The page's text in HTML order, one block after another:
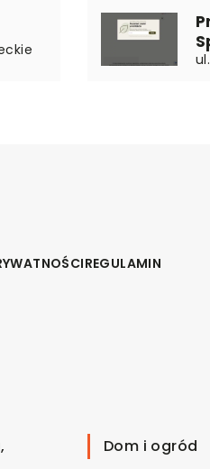
REGULAMIN
Dom i ogród